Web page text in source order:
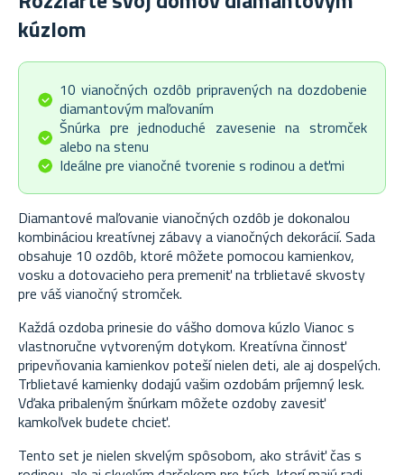
kúzlom
10 vianočných ozdôb pripravených na dozdobenie
diamantovým maľovaním
Šnúrka pre jednoduché zavesenie na stromček
alebo na stenu
Ideálne pre vianočné tvorenie s rodinou a deťmi
Diamantové maľovanie vianočných ozdôb je dokonalou
kombináciou kreatívnej zábavy a vianočných dekorácií. Sada
obsahuje 10 ozdôb, ktoré môžete pomocou kamienkov,
vosku a dotovacieho pera premeniť na trblietavé skvosty
pre váš vianočný stromček.
Každá ozdoba prinesie do vášho domova kúzlo Vianoc s
vlastnoručne vytvoreným dotykom. Kreatívna činnosť
pripevňovania kamienkov poteší nielen deti, ale aj dospelých.
Trblietavé kamienky dodajú vašim ozdobám príjemný lesk.
Vďaka pribaleným šnúrkam môžete ozdoby zavesiť
kamkoľvek budete chcieť.
Tento set je nielen skvelým spôsobom, ako stráviť čas s